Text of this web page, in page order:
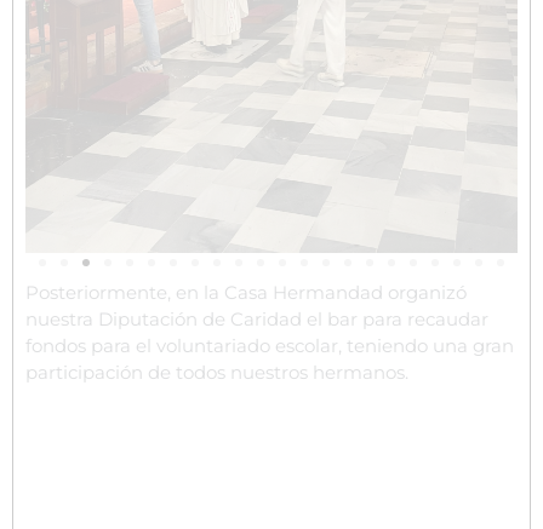
Posteriormente, en la Casa Hermandad organizó
nuestra Diputación de Caridad el bar para recaudar
fondos para el voluntariado escolar, teniendo una gran
participación de todos nuestros hermanos.